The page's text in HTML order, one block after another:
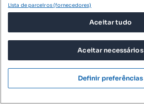
89 500 €96,24 €/m²
Nadadouro, Caldas da Rainha, Leiria
Preço por metro quadrado
930 m²
Lista de parceiros (fornecedores)
Aceitar tudo
Aceitar necessários
Definir preferências